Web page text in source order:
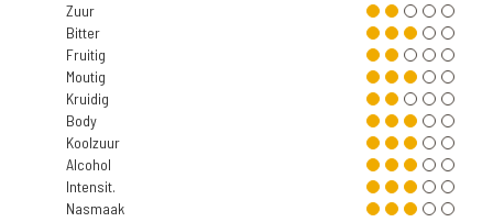
Zuur
Bitter
Fruitig
Moutig
Kruidig
Body
Koolzuur
Alcohol
Intensit.
Nasmaak